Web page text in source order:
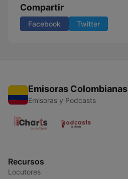
Compartir
Facebook Twitter
Emisoras Colombianas
Emisoras y Podcasts
Recursos
Locutores